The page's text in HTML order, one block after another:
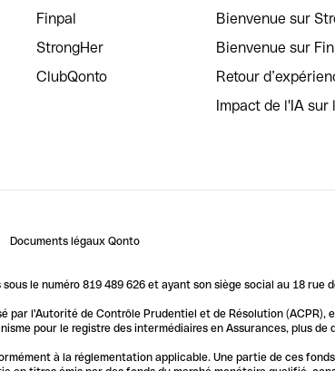
Finpal
StrongHer
ClubQonto
Bienvenue sur
Bienvenue sur
Retour
Impact de l'IA
Documents légaux Qonto
le numéro 819 489 626 et ayant son siège social au 18 rue
par l'Autorité de Contrôle Prudentiel et de Résolution
pour le registre des intermédiaires en Assurances, plus
à la réglementation applicable. Une partie de ces